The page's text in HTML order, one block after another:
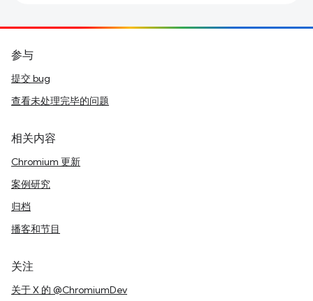
参与
提交 bug
查看未处理完毕的问题
相关内容
Chromium 更新
案例研究
归档
播客和节目
关注
关于 X 的 @ChromiumDev